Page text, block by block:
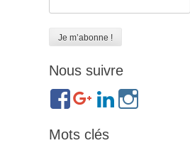
Nous suivre
https://
ref=br_rs
https://https://
bonin-
Mots clés